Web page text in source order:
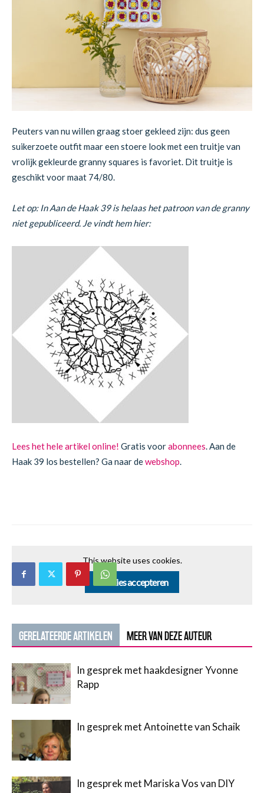
Peuters van nu willen graag stoer gekleed zijn: dus geen
suikerzoete outfit maar een stoere look met een truitje van
vrolijk gekleurde granny squares is favoriet. Dit truitje is
geschikt voor maat 74/80.
Let op: In Aan de Haak 39 is helaas het patroon van de granny
niet gepubliceerd. Je vindt hem hier:
Lees het hele artikel online! Gratis voorabonnees. Aan de
Haak 39 los bestellen? Ga naar dewebshop.
This website uses cookies.
Cookies accepteren
GERELATEERDE ARTIKELEN MEER VAN DEZE AUTEUR
In gesprek met haakdesigner Yvonne
Rapp
In gesprek met Antoinette van Schaik
In gesprek met Mariska Vos van DIY